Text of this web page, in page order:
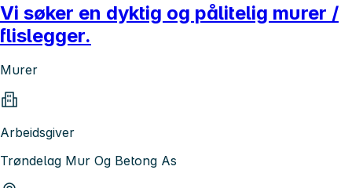
Vi søker en dyktig og pålitelig murer /
flislegger.
Murer
Arbeidsgiver
Trøndelag Mur Og Betong As